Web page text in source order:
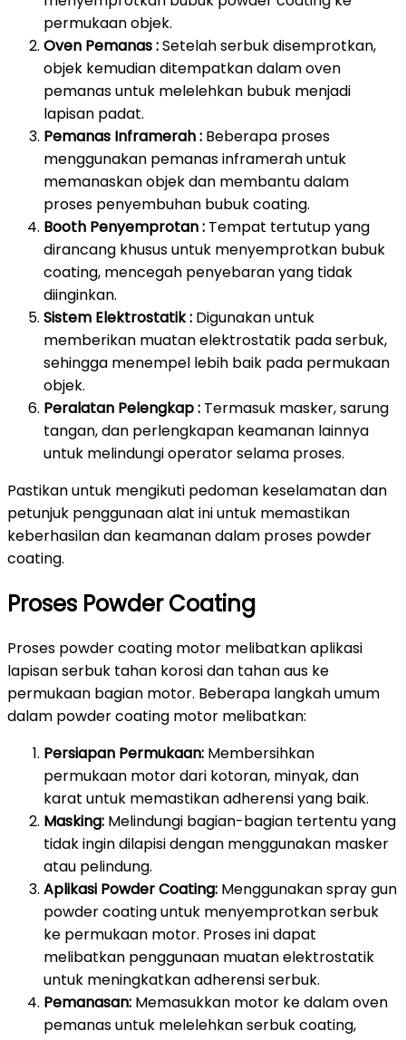
permukaan objek.
Oven Pemanas :Setelah serbuk disemprotkan,
objek kemudian ditempatkan dalam oven
pemanas untuk melelehkan bubuk menjadi
lapisan padat.
Pemanas Inframerah : Beberapa proses
menggunakan pemanas inframerah untuk
memanaskan objek dan membantu dalam
proses penyembuhan bubuk coating.
Booth Penyemprotan : Tempat tertutup yang
dirancang khusus untuk menyemprotkan bubuk
coating, mencegah penyebaran yang tidak
diinginkan.
Sistem Elektrostatik : Digunakan untuk
memberikan muatan elektrostatik pada serbuk,
sehingga menempel lebih baik pada permukaan
objek.
Peralatan Pelengkap : Termasuk masker, sarung
tangan, dan perlengkapan keamanan lainnya
untuk melindungi operator selama proses.
Pastikan untuk mengikuti pedoman keselamatan dan
petunjuk penggunaan alat ini untuk memastikan
keberhasilan dan keamanan dalam proses powder
coating.
Proses Powder Coating
Proses powder coating motor melibatkan aplikasi
lapisan serbuk tahan korosi dan tahan aus ke
permukaan bagian motor. Beberapa langkah umum
dalam powder coating motor melibatkan:
Persiapan Permukaan: Membersihkan
permukaan motor dari kotoran, minyak, dan
karat untuk memastikan adherensi yang baik.
Masking: Melindungi bagian-bagian tertentu yang
tidak ingin dilapisi dengan menggunakan masker
atau pelindung.
Aplikasi Powder Coating: Menggunakan spray gun
powder coating untuk menyemprotkan serbuk
ke permukaan motor. Proses ini dapat
melibatkan penggunaan muatan elektrostatik
untuk meningkatkan adherensi serbuk.
Pemanasan: Memasukkan motor ke dalam oven
pemanas untuk melelehkan serbuk coating,